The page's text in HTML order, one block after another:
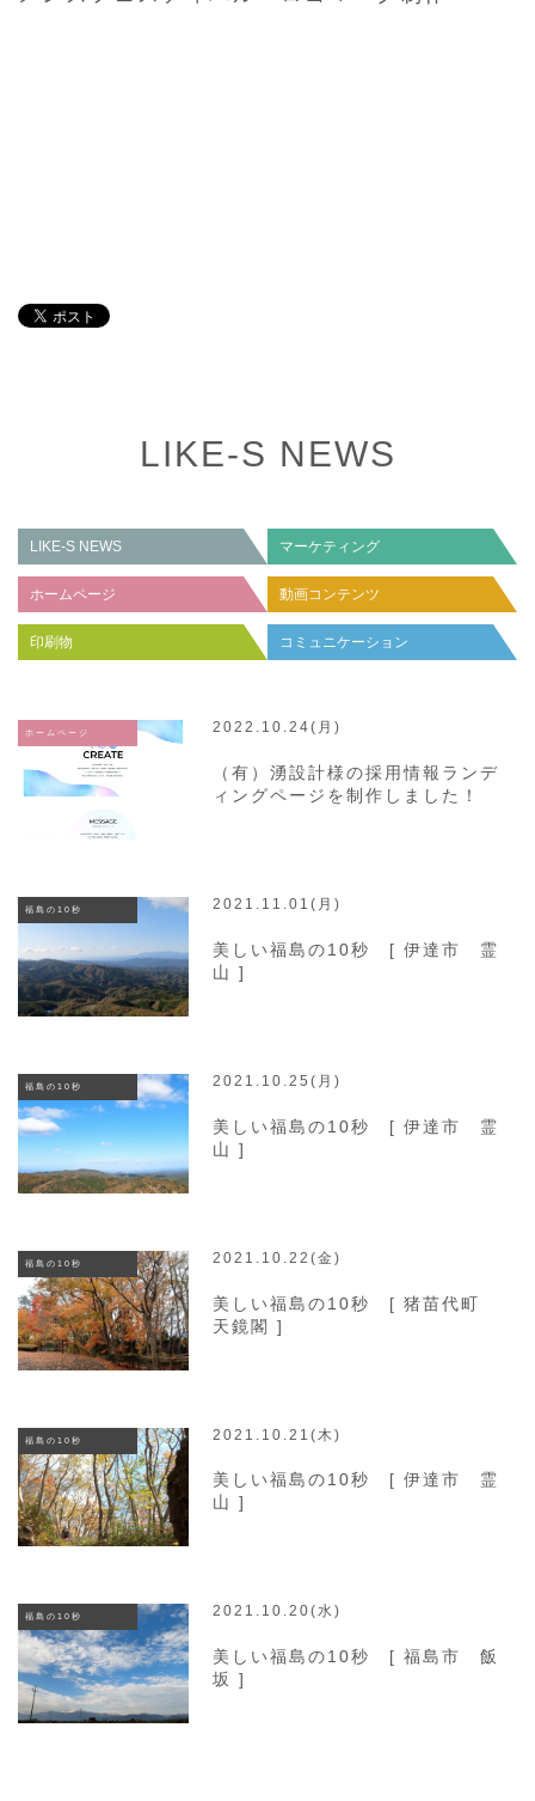
LIKE-S NEWS
LIKE-S NEWS マーケティング
ホームページ 動画コンテンツ
印刷物 コミュニケーション
ホームページ 2022.10.24(月)
（有）湧設計様の採用情報ランデ
ィングページを制作しました！
福島の10秒 2021.11.01(月)
美しい福島の10秒 [ 伊達市 霊
山 ]
福島の10秒 2021.10.25(月)
美しい福島の10秒 [ 伊達市 霊
山 ]
福島の10秒 2021.10.22(金)
美しい福島の10秒 [ 猪苗代町
天鏡閣 ]
福島の10秒 2021.10.21(木)
美しい福島の10秒 [ 伊達市 霊
山 ]
福島の10秒 2021.10.20(水)
美しい福島の10秒 [ 福島市 飯
坂 ]